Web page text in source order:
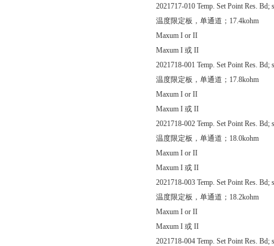
2021717-010 Temp. Set Point Res. Bd;
温度限定板，单通道；17.4kohm
Maxum I or II
Maxum I 或 II
2021718-001 Temp. Set Point Res. Bd;
温度限定板，单通道；17.8kohm
Maxum I or II
Maxum I 或 II
2021718-002 Temp. Set Point Res. Bd;
温度限定板，单通道；18.0kohm
Maxum I or II
Maxum I 或 II
2021718-003 Temp. Set Point Res. Bd;
温度限定板，单通道；18.2kohm
Maxum I or II
Maxum I 或 II
2021718-004 Temp. Set Point Res. Bd;